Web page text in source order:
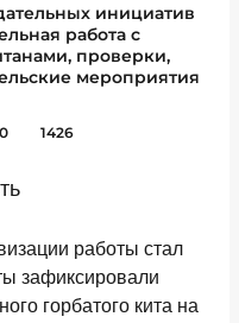
инициатив
работа с
проверки,
мероприятия
1426
работы стал
зафиксировали
горбатого кита на